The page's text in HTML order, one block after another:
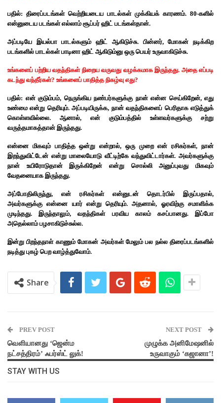
பதில்: திரைப்படங்கள் வெற்றியடைய பாடல்கள் முக்கியக் காரணம். 80-களில்
என்னுடைய படங்கள் எல்லாம் சூப்பர் ஹிட் படங்கள்தான்.
அப்படியே இயல்பா பாடல்களும் ஹிட் ஆகிடுச்சு. பின்னர், மோகன் நடிக்கிற
படங்களில் பாடல்கள் பாடினா ஹிட் ஆகிடும்னு ஒரு பெயர் உருவாகிடுச்சு.
உங்களைப் பற்றிய வதந்திகள் நிறைய வருவது வழக்கமாக இருந்தது. அதை எப்படி
கடந்து வந்தீர்கள்? உங்களைப் பாதித்த நிகழ்வு எது?
பதில்: என் குடும்பம், நெருங்கிய நண்பர்களுக்கு நான் என்ன செய்கிறேன், எது
உண்மை என்று தெரியும். அப்படியிருக்க, நான் வதந்திகளைப் பெரிதாக எடுத்துக்
கொள்ளவில்லை. ஆனால், என் குடும்பத்தில் உள்ளவர்களுக்கு சற்று
வருத்தமாகத்தான் இருந்தது.
என்னை மிகவும் பாதித்த ஒன்று என்றால், ஒரு முறை என் ரசிகர்கள், நான்
இறந்துவிட்டேன் என்று மாலையோடு வீட்டிற்கே வந்துவிட்டார்கள். அவர்களுக்கு
நான் உயிரோடுதான் இருக்கிறேன் என்று சொல்லி அனுப்புவது மிகவும்
வேதனையாக இருந்தது.
அப்போதிலிருந்து, என் ரசிகர்கள் என்னுடன் தொடர்பில் இருப்பதால்,
அவர்களுக்கு என்னை யார் என்று தெரியும்.அதனால், ஓரவிற்கு சமாளிக்க
முடிந்தது. இருந்தாலும், வதந்திகள் பரவிய காலம் கசப்பானது. இப்போ
அதெல்லாம் பழசாகிடுச்சுல்ல.
இன்று பிறந்தநாள் காணும் மோகன் அவர்கள் மேலும் பல நல்ல திரைப்படங்களில்
நடித்து புகழ் பெற வாழ்த்துவோம்‌.
Share
PREV POST
வெளியானது ‘ஜென்ம
நட்சத்திரம்’ ஃபர்ஸ்ட் லுக்!
NEXT POST
முழுக்க அனிமேஷனில்
உருவாகும் ‘கஜானா’!
STAY WITH US